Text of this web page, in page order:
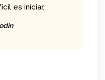
es iniciar.